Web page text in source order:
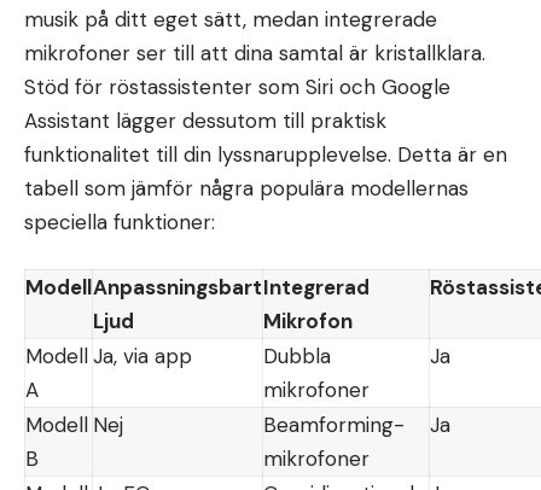
musik på ditt eget sätt, medan integrerade
mikrofoner ser till att dina samtal är kristallklara.
Stöd för röstassistenter som Siri och Google
Assistant lägger dessutom till praktisk
funktionalitet till din lyssnarupplevelse. Detta är en
tabell som jämför några populära modellernas
speciella funktioner:
ModellAnpassningsbart
Ljud
Integrerad
Mikrofon
Modell
A
Ja, via app
Dubbla
mikrofoner
Ja
Modell
B
Nej
Beamforming-
mikrofoner
Ja